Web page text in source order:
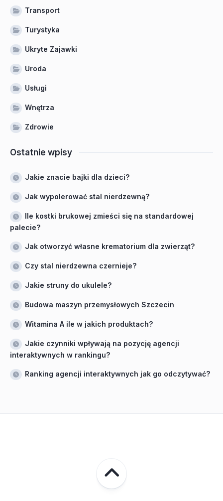
Transport
Turystyka
Ukryte Zajawki
Uroda
Usługi
Wnętrza
Zdrowie
Ostatnie wpisy
Jakie znacie bajki dla dzieci?
Jak wypolerować stal nierdzewną?
Ile kostki brukowej zmieści się na standardowej
palecie?
Jak otworzyć własne krematorium dla zwierząt?
Czy stal nierdzewna czernieje?
Jakie struny do ukulele?
Budowa maszyn przemysłowych Szczecin
Witamina A ile w jakich produktach?
Jakie czynniki wpływają na pozycję agencji
interaktywnych w rankingu?
Ranking agencji interaktywnych jak go odczytywać?